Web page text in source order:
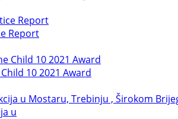
Report
10 2021 Award
u